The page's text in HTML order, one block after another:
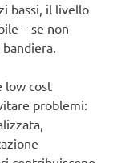
bassi, il livello
– se non
low cost
problemi: